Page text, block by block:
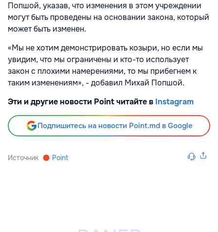
Попшой, указав, что изменения в этом учреждении
могут быть проведены на основании закона, который
может быть изменен.
«Мы не хотим демонстрировать козыри, но если мы
увидим, что мы ограничены и кто-то использует
закон с плохими намерениями, то мы прибегнем к
таким изменениям», - добавил Михай Попшой.
Эти и другие новости Point читайте в Instagram
Подпишитесь на новости Point.md в Google
Источник Point